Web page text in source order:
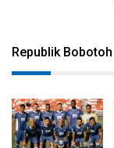
Republik Bobotoh